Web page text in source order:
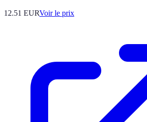
12.51 EURVoir le prix